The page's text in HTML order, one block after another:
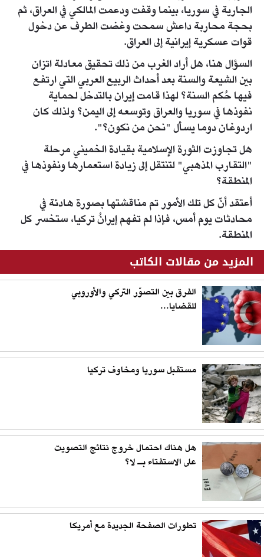
الجارية في سوريا، بينما وقفت ودعمت المالكي في العراق، ثم
بحجة محاربة داعش سمحت وغضت الطرف عن دخول
قوات عسكرية إيرانية إلى العراق.
السؤال هنا، هل أراد الغرب من ذلك تحقيق معادلة اتزان
بين الشيعة والسنة بعد أحداث الربيع العربي التي ارتفع
فيها حُكم السنة؟ لهذا قامت إيران بالتدخل لحماية
نفوذها في سوريا والعراق وتوسعه إلى اليمن؟ ولذلك كان
اردوغان دوما يسأل "نحن من نكون؟".
هل تجاوزت الثورة الإسلامية بقيادة الخميني مرحلة
"التقارب المذهبي" لتنتقل إلى زيادة استعمارها ونفوذها في
المنطقة؟
أعتقد أنّ كل تلك الأمور تم مناقشتها بصورة هادئة في
محادثات يوم أمس، فإذا لم تفهم إيرانُ تركيا، ستخسر كل
المنطقة.
المزيد من مقالات الكاتب
الفرق بين التصوّر التركي والأوروبي
للقضايا...
مستقبل سوريا ومخاوف تركيا
هل هناك احتمال خروج نتائج التصويت
على الاستفتاء بـ لا؟
تطورات الصفحة الجديدة مع أمريكا